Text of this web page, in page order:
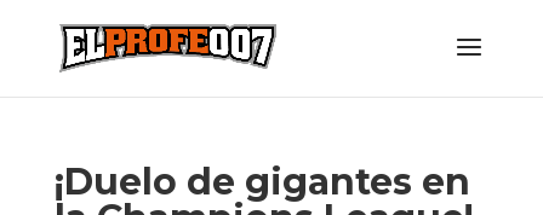
¡Duelo de gigantes en